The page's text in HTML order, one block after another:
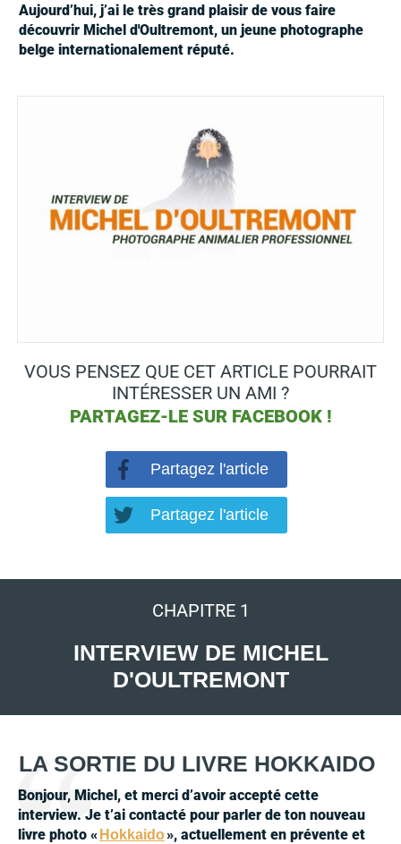
Aujourd’hui, j’ai le très grand plaisir de vous faire
découvrir Michel d'Oultremont, un jeune photographe
belge internationalement réputé.
VOUS PENSEZ QUE CET ARTICLE POURRAIT
INTÉRESSER UN AMI ?
PARTAGEZ-LE SUR FACEBOOK !
Partagez l'article
Partagez l'article
CHAPITRE 1
INTERVIEW DE MICHEL
D'OULTREMONT
LA SORTIE DU LIVRE HOKKAIDO
Bonjour, Michel, et merci d’avoir accepté cette
interview. Je t’ai contacté pour parler de ton nouveau
livre photo « Hokkaido», actuellement en prévente et